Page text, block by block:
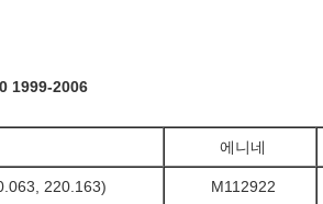
1999-2006
에니네
220.163) M112922